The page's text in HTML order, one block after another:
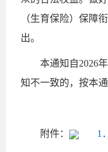
（生育保险）保障
出。
本通知自2026
知不一致的，按本
附件： 1